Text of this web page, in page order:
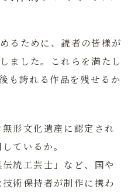
るために、読者の皆様が
ました。これらを満たし
も誇れる作品を残せるか
形文化遺産に認定され
ているか。
伝統工芸士」など、国や
術保持者が制作に携わ